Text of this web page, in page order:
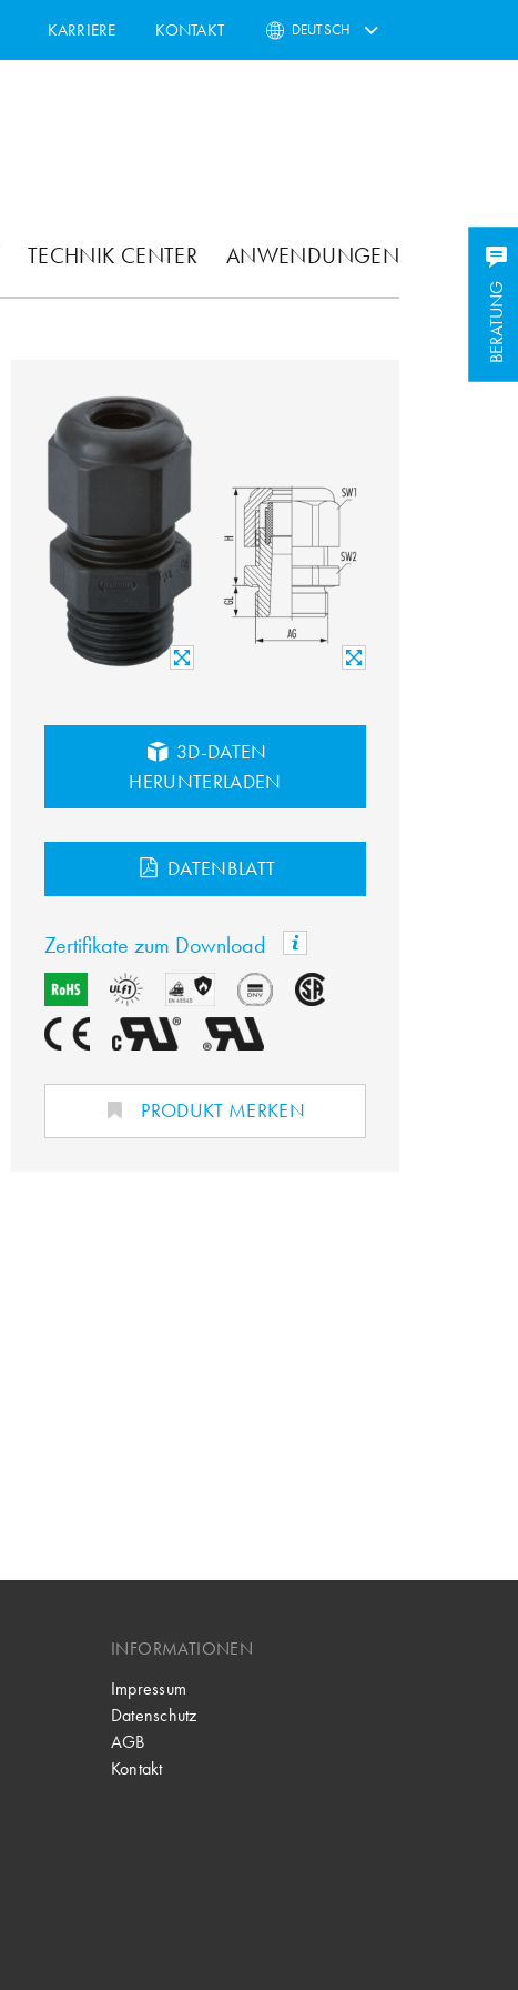
KARRIERE KONTAKT DEUTSCH
TECHNIK CENTER ANWENDUNGEN
BERATUNG
BERATUNG
3D-DATEN
HERUNTERLADEN
DATENBLATT
Zertifikate zum Download
PRODUKT MERKEN
INFORMATIONEN
Impressum
Datenschutz
AGB
Kontakt